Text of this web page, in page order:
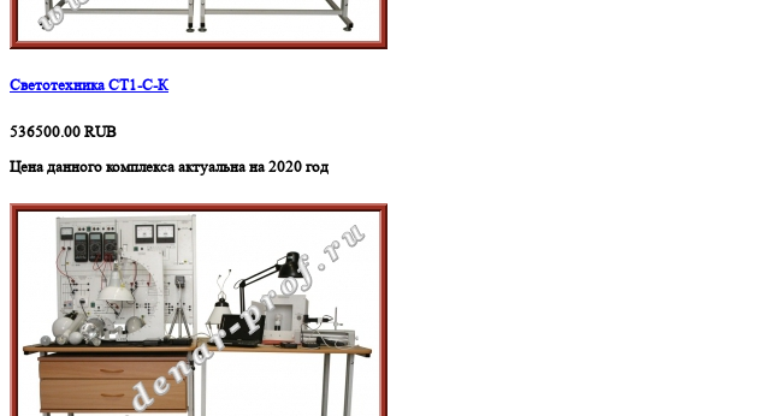
Светотехника СТ1-C-К
536500.00 RUB
Цена данного комплекса актуальна на 2020 год